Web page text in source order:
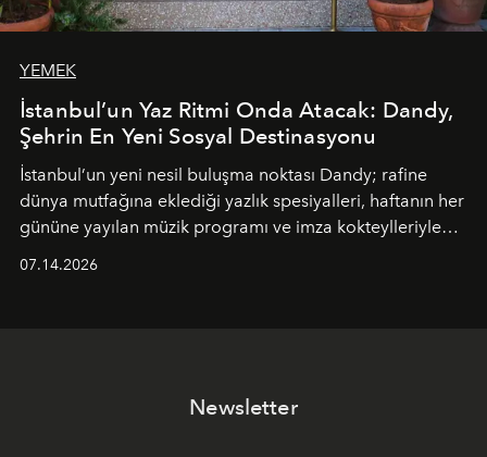
YEMEK
İstanbul’un Yaz Ritmi Onda Atacak: Dandy,
Şehrin En Yeni Sosyal Destinasyonu
İstanbul’un yeni nesil buluşma noktası Dandy; rafine
dünya mutfağına eklediği yazlık spesiyalleri, haftanın her
gününe yayılan müzik programı ve imza kokteylleriyle
07.14.2026
Newsletter